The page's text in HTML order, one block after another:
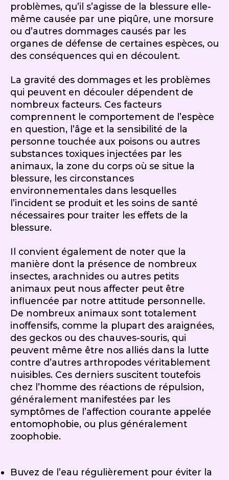
problèmes, qu’il s’agisse de la blessure elle-
même causée par une piqûre, une morsure
ou d’autres dommages causés par les
organes de défense de certaines espèces, ou
des conséquences qui en découlent.
La gravité des dommages et les problèmes
qui peuvent en découler dépendent de
nombreux facteurs. Ces facteurs
comprennent le comportement de l’espèce
en question, l’âge et la sensibilité de la
personne touchée aux poisons ou autres
substances toxiques injectées par les
animaux, la zone du corps où se situe la
blessure, les circonstances
environnementales dans lesquelles
l’incident se produit et les soins de santé
nécessaires pour traiter les effets de la
blessure.
Il convient également de noter que la
manière dont la présence de nombreux
insectes, arachnides ou autres petits
animaux peut nous affecter peut être
influencée par notre attitude personnelle.
De nombreux animaux sont totalement
inoffensifs, comme la plupart des araignées,
des geckos ou des chauves-souris, qui
peuvent même être nos alliés dans la lutte
contre d’autres arthropodes véritablement
nuisibles. Ces derniers suscitent toutefois
chez l’homme des réactions de répulsion,
généralement manifestées par les
symptômes de l’affection courante appelée
entomophobie, ou plus généralement
zoophobie.
Buvez de l’eau régulièrement pour éviter la